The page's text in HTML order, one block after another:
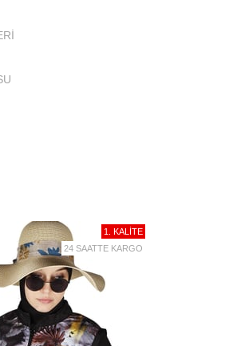
için Adasea 1032 tam
talimatı vardır.
uyunuz!
kargo şirketi tarafından
1. KALİTE
24 SAATTE KARGO